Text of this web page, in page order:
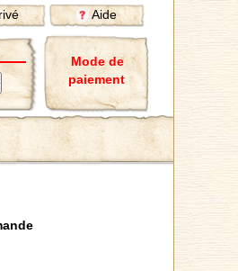
Aide
Mode de
paiement